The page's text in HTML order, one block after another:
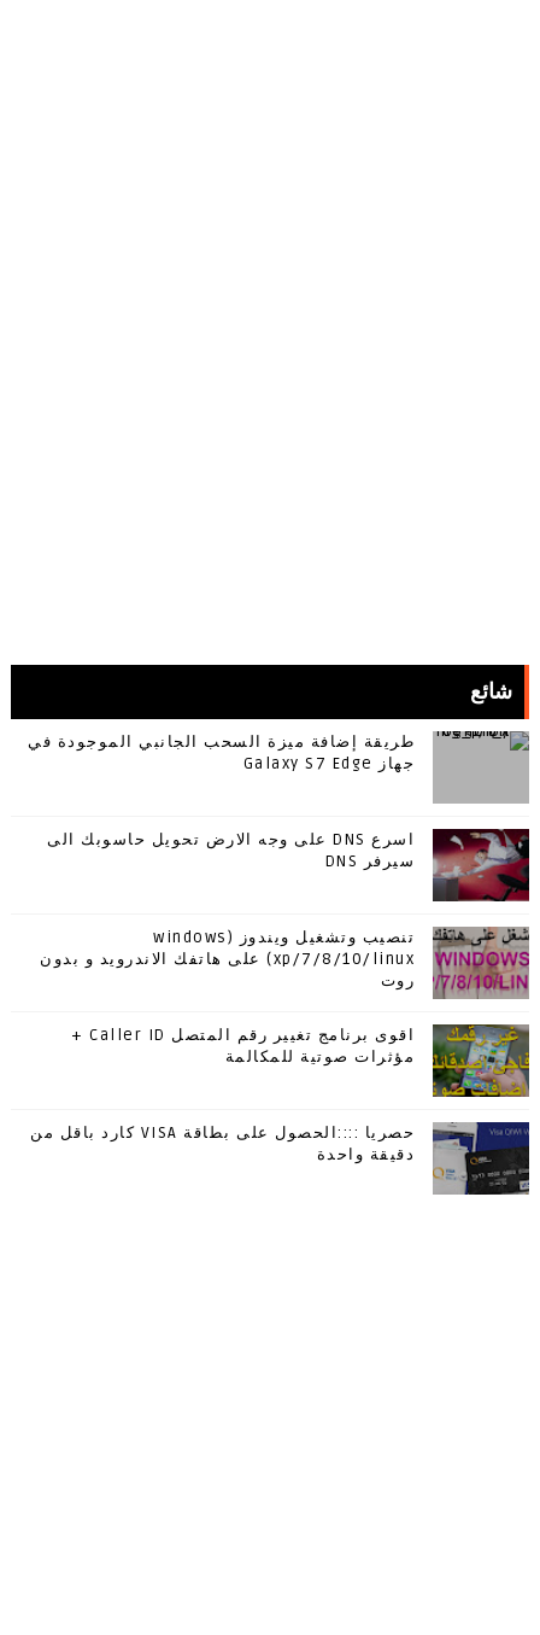
شائع
طريقة إضافة ميزة السحب الجانبي الموجودة في
جهاز Galaxy S7 Edge
اسرع DNS على وجه الارض تحويل حاسوبك الى
سيرفر DNS
تنصيب وتشغيل ويندوز (windows
xp/7/8/10/linux) على هاتفك الاندرويد و بدون
روت
اقوى برنامج تغيير رقم المتصل Caller ID +
مؤثرات صوتية للمكالمة
حصريا ::::الحصول على بطاقة VISA كارد باقل من
دقيقة واحدة